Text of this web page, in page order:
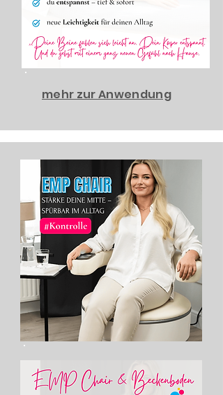
mehr zur Anwendung